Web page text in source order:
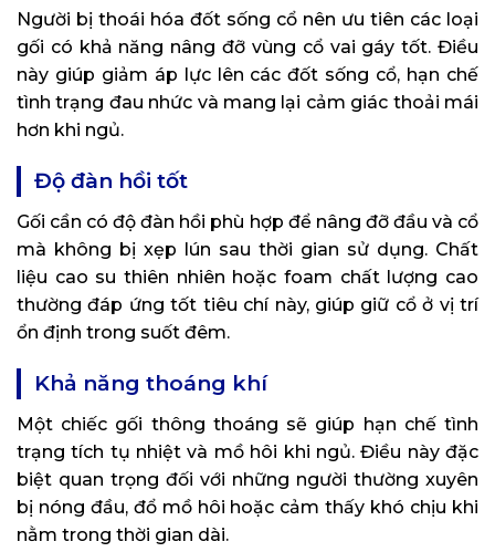
Người bị thoái hóa đốt sống cổ nên ưu tiên các loại
gối có khả năng nâng đỡ vùng cổ vai gáy tốt. Điều
này giúp giảm áp lực lên các đốt sống cổ, hạn chế
tình trạng đau nhức và mang lại cảm giác thoải mái
hơn khi ngủ.
Độ đàn hồi tốt
Gối cần có độ đàn hồi phù hợp để nâng đỡ đầu và cổ
mà không bị xẹp lún sau thời gian sử dụng. Chất
liệu cao su thiên nhiên hoặc foam chất lượng cao
thường đáp ứng tốt tiêu chí này, giúp giữ cổ ở vị trí
ổn định trong suốt đêm.
Khả năng thoáng khí
Một chiếc gối thông thoáng sẽ giúp hạn chế tình
trạng tích tụ nhiệt và mồ hôi khi ngủ. Điều này đặc
biệt quan trọng đối với những người thường xuyên
bị nóng đầu, đổ mồ hôi hoặc cảm thấy khó chịu khi
nằm trong thời gian dài.